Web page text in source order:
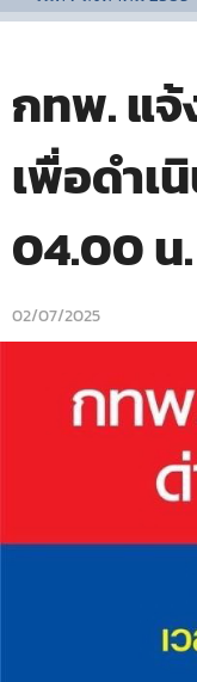
กทพ. แจ้
เพื่อดำเ
04.00 น.
02/07/2025